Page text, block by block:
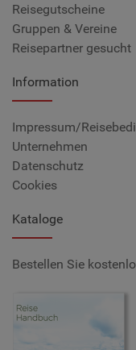
Reisegutscheine
Gruppen & Vereine
Reisepartner gesucht
Information
Impressum/
Unternehmen
Datenschutz
Cookies
Kataloge
Bestellen Sie